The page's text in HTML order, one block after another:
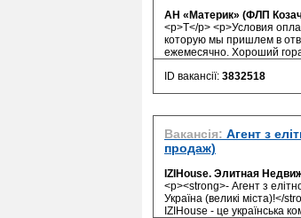
АН «Материк» (ФЛП
<p>Т</p> <p>Условия
которую мы пришлем в
ежемесячно. Хороший
ID вакансії: 3832518
Вакансія: Агент з
продаж)
IZIHouse. Элитная
<p><strong>- Агент з
Україна (великі міста)!</
IZIHouse - це українська